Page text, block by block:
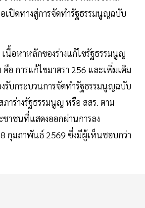
เปิดทางสู่การจัดทำรัฐธรรมนูญฉบับ
เนื้อหาหลักของร่างแก้ไขรัฐธรรมนูญ
อ การแก้ไขมาตรา 256 และเพิ่มเติม
รับกระบวนการจัดทำรัฐธรรมนูญฉบับ
าร่างรัฐธรรมนูญ หรือ สสร. ตาม
าชนที่แสดงออกผ่านการลง
กุมภาพันธ์ 2569 ซึ่งมีผู้เห็นชอบกว่า